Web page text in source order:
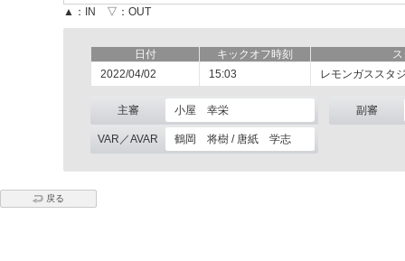
▲：IN ▽：OUT
日付 キックオフ時刻
2022/04/02
15:03 レモンガススタ
主審 小屋 幸栄 副審
VAR／AVAR 鶴岡 将樹 / 唐紙 学志
戻る